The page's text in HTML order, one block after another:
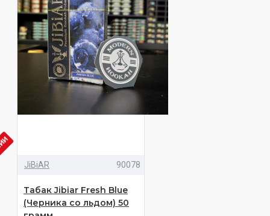
JiBiAR 90078
Табак Jibiar Fresh Blue
(Черника со льдом) 50